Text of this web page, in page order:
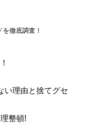
徹底調査！
い理由と捨てグセ
整頓!